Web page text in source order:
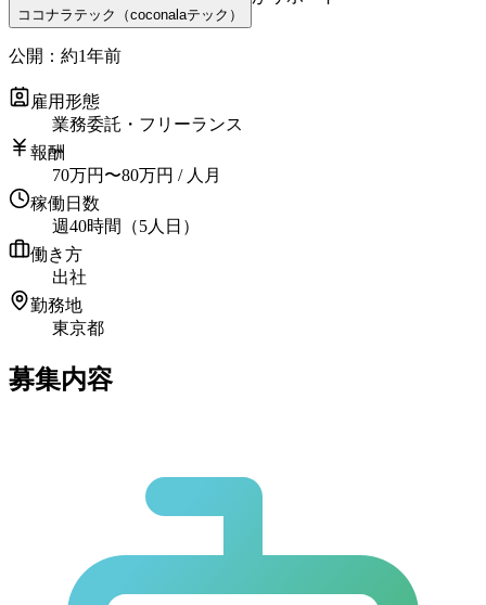
ココナラテック（coconalaテック）
公開： 約1年前
雇用形態
業務委託・フリーランス
報酬
70万円 〜80万円 / 人月
稼働日数
週40時間（5人日）
働き方
出社
勤務地
東京都
募集内容